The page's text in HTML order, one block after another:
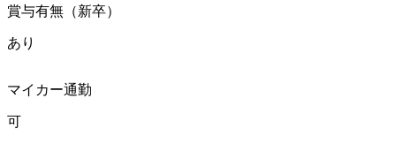
賞与有無（新卒）
あり
マイカー通勤
可